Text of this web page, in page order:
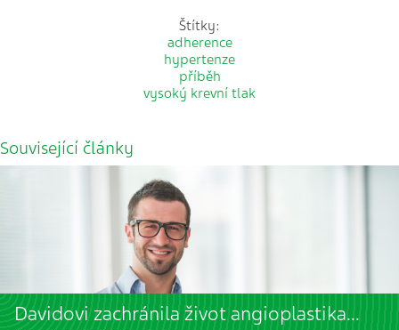
Štítky:
adherence
hypertenze
příběh
vysoký krevní tlak
Související články
Davidovi zachránila život angioplastika...